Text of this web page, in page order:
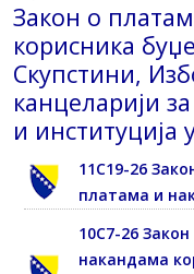
Закон о
корисника
Скупстини,
канцеларији
и институција
11С19-26
платама и
10С7-26
накандама